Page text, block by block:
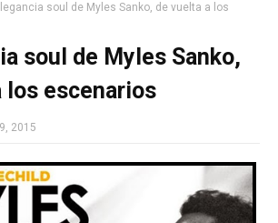
soul de Myles Sanko, de vuelta a los
soul de Myles Sanko,
los escenarios
2015